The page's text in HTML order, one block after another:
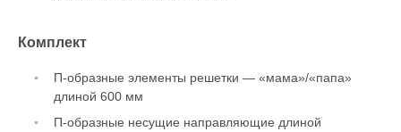
Комплект
П-образные элементы решетки — «мама»/«папа»
длиной 600 мм
П-образные несущие направляющие длиной